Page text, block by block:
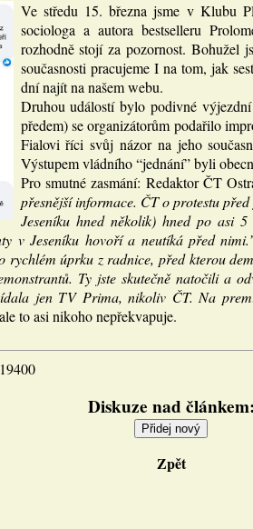
Ve středu 15. března jsme v Klubu
sociologa a autora bestselleru
rozhodně stojí za pozornost.
současnosti pracujeme I na tom, jak
dní najít na našem webu.
Druhou událostí bylo podivné
předem) se organizátorům podařilo
Fialovi říci svůj názor na jeho
Výstupem vládního “jednání” byli
Pro smutné zasmání: Redaktor ČT
přesnější informace. ČT o protestu
Jeseníku hned několik) hned po asi
v Jeseníku hovoří a neutíká před
rychlém úprku z radnice, před kterou
Ty jste skutečně natočili a
jen TV Prima, nikoliv ČT. Na
to asi nikoho nepřekvapuje.
Diskuze nad článkem:
Zpět